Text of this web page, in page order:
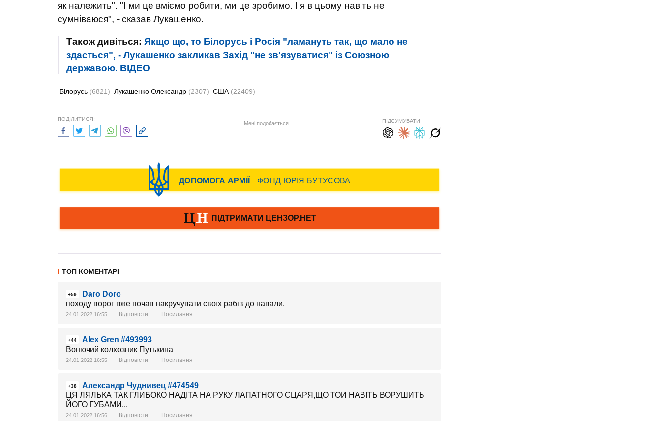
як належить". "І ми це вміємо робити, ми це зробимо. І я в цьому навіть не
сумніваюся", - сказав Лукашенко.
Також дивіться: Якщо що, то Білорусь і Росія "ламануть так, що мало не
здасться", - Лукашенко закликав Захід "не зв'язуватися" із Союзною
державою. ВIДЕО
Білорусь (6821) Лукашенко Олександр (2307) США (22409)
ПОДІЛИТИСЯ:
Мені подобається ПІДСУМУВАТИ:
ТОП КОМЕНТАРІ
+59
Daro Doro
походу ворог вже почав накручувати своїх рабів до навали.
24.01.2022 16:55 Відповісти Посилання
+44
Alex Gren #493993
Вонючий колхозник Путькина
24.01.2022 16:55 Відповісти Посилання
+38
Александр Чуднивец #474549
ЦЯ ЛЯЛЬКА ТАК ГЛИБОКО НАДІТА НА РУКУ ЛАПАТНОГО СЦАРЯ,ЩО ТОЙ НАВІТЬ ВОРУШИТЬ
ЙОГО ГУБАМИ...
24.01.2022 16:56 Відповісти Посилання